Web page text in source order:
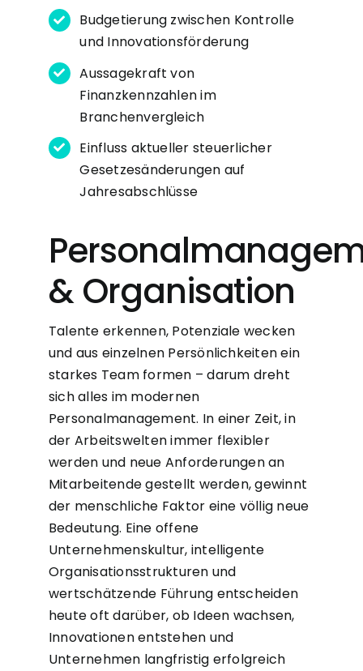
Budgetierung zwischen Kontrolle
und Innovationsförderung
Aussagekraft von
Finanzkennzahlen im
Branchenvergleich
Einfluss aktueller steuerlicher
Gesetzesänderungen auf
Jahresabschlüsse
& Organisation
Talente erkennen, Potenziale wecken
und aus einzelnen Persönlichkeiten ein
starkes Team formen – darum dreht
sich alles im modernen
Personalmanagement. In einer Zeit, in
der Arbeitswelten immer flexibler
werden und neue Anforderungen an
Mitarbeitende gestellt werden, gewinnt
der menschliche Faktor eine völlig neue
Bedeutung. Eine offene
Unternehmenskultur, intelligente
Organisationsstrukturen und
wertschätzende Führung entscheiden
heute oft darüber, ob Ideen wachsen,
Innovationen entstehen und
Unternehmen langfristig erfolgreich